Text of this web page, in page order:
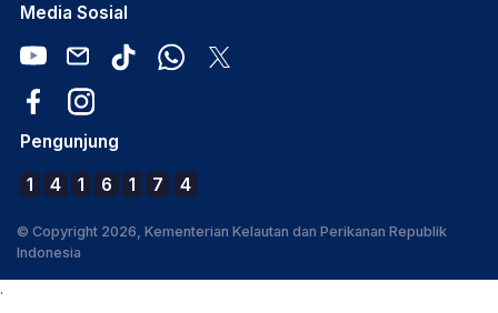
Media Sosial
Pengunjung
1 4 1 6 1 7 4
© Copyright 2026, Kementerian Kelautan dan Perikanan Republik
Indonesia
.